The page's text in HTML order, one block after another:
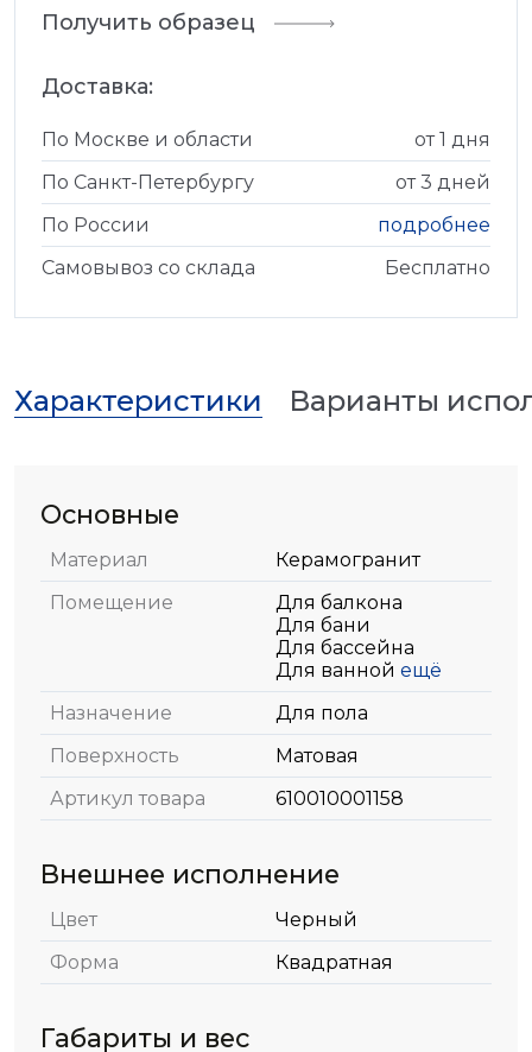
Получить образец
Доставка:
По Москве и области
от 1 дня
По Санкт-Петербургу
от 3 дней
По России
подробнее
Самовывоз со склада
Бесплатно
Характеристики Варианты
Основные
Материал
Керамогранит
Помещение
Для балкона
Для бани
Для бассейна
Для ванной ещё
Назначение
Для пола
Поверхность
Матовая
Артикул товара
610010001158
Внешнее исполнение
Цвет
Черный
Форма
Квадратная
Габариты и вес